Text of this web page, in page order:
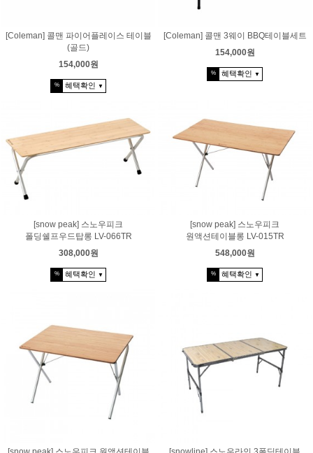
[Coleman] 콜맨 파이어플레이스 테이블
(골드)
154,000원
% 혜택확인 ▼
[Coleman] 콜맨 3웨이 BBQ테이블세트
154,000원
% 혜택확인 ▼
[snow peak] 스노우피크
폴딩쉘프우드탑롱 LV-066TR
308,000원
% 혜택확인 ▼
[snow peak] 스노우피크
원액션테이블롱 LV-015TR
548,000원
% 혜택확인 ▼